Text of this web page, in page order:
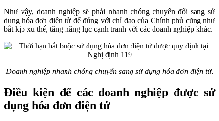
Như vậy, doanh nghiệp sẽ phải nhanh chóng chuyển đổi sang sử
dụng hóa đơn điện tử để đúng với chỉ đạo của Chính phủ cũng như
bắt kịp xu thế, tăng năng lực cạnh tranh với các doanh nghiệp khác.
Doanh nghiệp nhanh chóng chuyển sang sử dụng hóa đơn điện tử.
Điều kiện để các doanh nghiệp được sử
dụng hóa đơn điện tử